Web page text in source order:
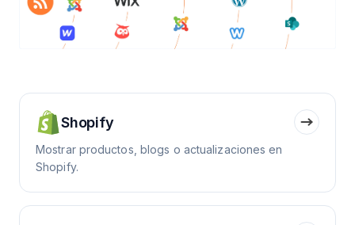
Shopify
Mostrar productos, blogs o actualizaciones en
Shopify.